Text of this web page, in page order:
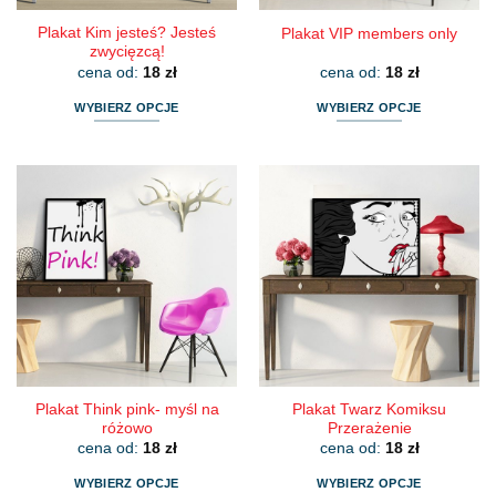
Plakat Kim jesteś? Jesteś
zwycięzcą!
cena od: 18 zł
WYBIERZ OPCJE
wiele
wariantów.
Opcje
można
wybrać
na
stronie
produktu
Plakat VIP members only
cena od: 18 zł
WYBIERZ OPCJE
wiele
wariantów.
Opcje
można
wybrać
na
stronie
produktu
Plakat Think pink- myśl na
różowo
cena od: 18 zł
WYBIERZ OPCJE
Plakat Twarz Komiksu
Przerażenie
cena od: 18 zł
WYBIERZ OPCJE